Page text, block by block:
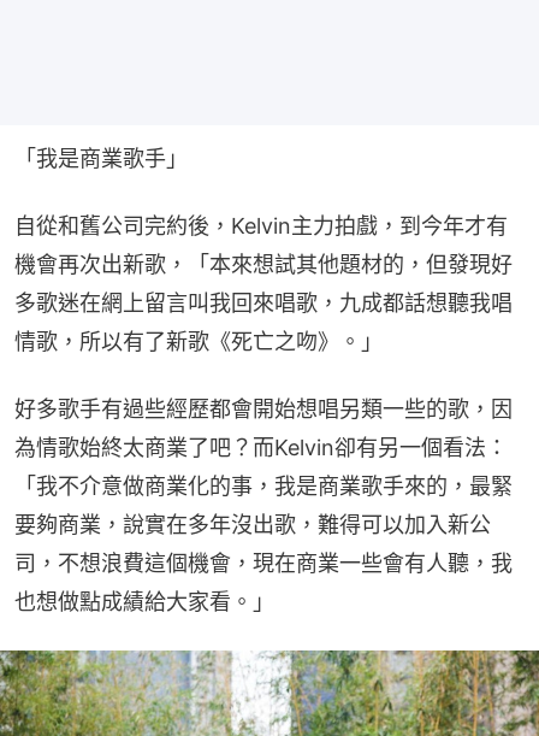
「我是商業歌手」
自從和舊公司完約後，Kelvin主力拍戲，到今年才有
機會再次出新歌，「本來想試其他題材的，但發現好
多歌迷在網上留言叫我回來唱歌，九成都話想聽我唱
情歌，所以有了新歌《死亡之吻》。」
好多歌手有過些經歷都會開始想唱另類一些的歌，因
為情歌始終太商業了吧？而Kelvin卻有另一個看法：
「我不介意做商業化的事，我是商業歌手來的，最緊
要夠商業，說實在多年沒出歌，難得可以加入新公
司，不想浪費這個機會，現在商業一些會有人聽，我
也想做點成績給大家看。」